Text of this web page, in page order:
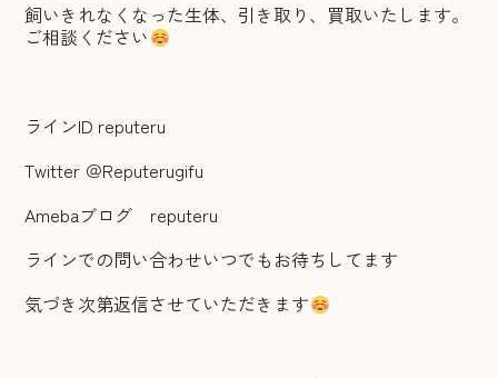
飼いきれなくなった生体、引き取り、買取いたします。
ご相談ください
ラインID reputeru
Twitter ＠Reputerugifu
Amebaブログ reputeru
ラインでの問い合わせいつでもお待ちしてます
気づき次第返信させていただきます